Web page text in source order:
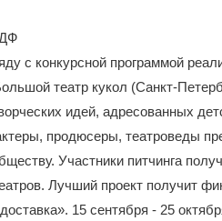
с конкурсной программой
театр кукол (Санкт-
идей, адресованных
продюсеры, театроведы
Участники питчинга
Лучший проект получит
15 сентября - 25